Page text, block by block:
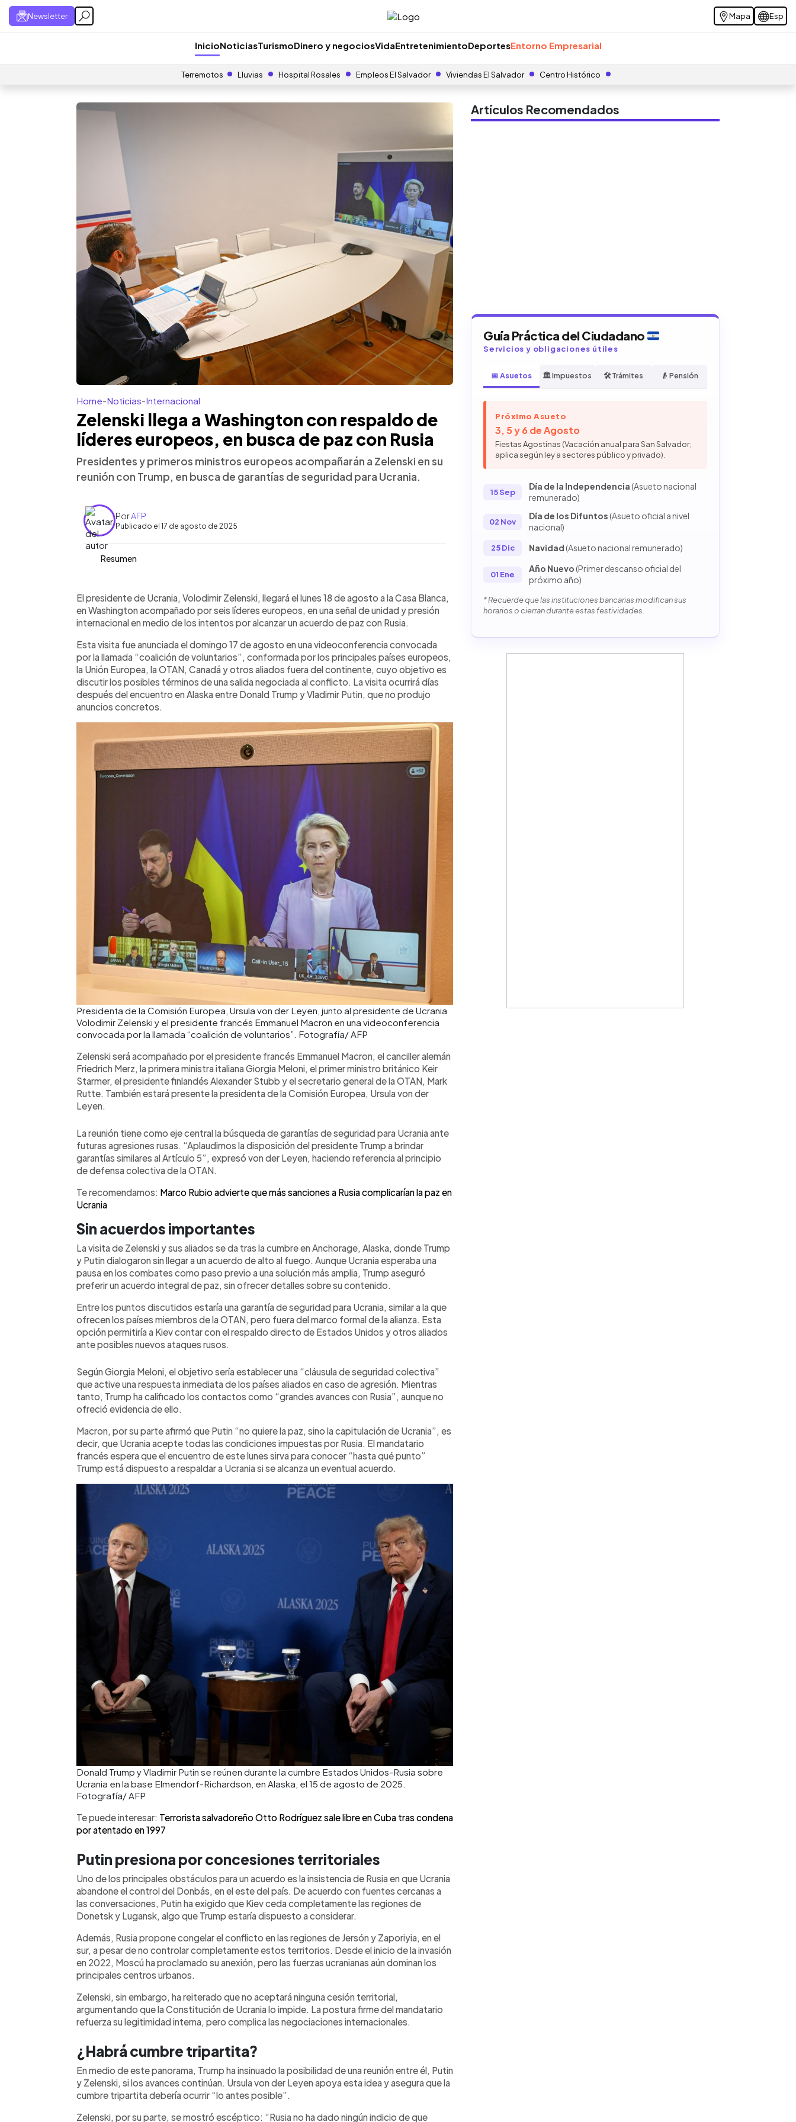
Newsletter Mapa Esp
InicioNoticiasTurismoDinero y negociosVidaEntretenimientoDeportesEntorno Empresarial
Terremotos Lluvias Hospital Rosales Empleos El Salvador Viviendas El Salvador Centro Histórico
Home-Noticias-Internacional
Zelenski llega a Washington con respaldo de
líderes europeos, en busca de paz con Rusia
Presidentes y primeros ministros europeos acompañarán a Zelenski en su
reunión con Trump, en busca de garantías de seguridad para Ucrania.
PorAFP
Publicado el 17 de agosto de 2025
Resumen
Escuchar artículo
El presidente de Ucrania, Volodimir Zelenski, visitará la Casa Blanca el lunes
18 de agosto junto a seis líderes europeos y la presidenta de la Comisión
Europea. El encuentro busca avanzar en un acuerdo de paz con Rusia y
reunión ocurre tras el diálogo sin resultados entre Donald Trump y Vladimir
Putin en Alaska. Moscú insiste en concesiones territoriales, pero Zelenski
rechaza ceder el Donbás. Mientras tanto, Trump plantea una posible
cumbre tripartita con Putin y Zelenski, aunque Kiev duda de la voluntad real
del Kremlin.
El presidente de Ucrania, Volodimir Zelenski, llegará el lunes 18 de agosto a la Casa Blanca,
en Washington acompañado por seis líderes europeos, en una señal de unidad y presión
internacional en medio de los intentos por alcanzar un acuerdo de paz con Rusia.
Esta visita fue anunciada el domingo 17 de agosto en una videoconferencia convocada
por la llamada “coalición de voluntarios”, conformada por los principales países europeos,
la Unión Europea, la OTAN, Canadá y otros aliados fuera del continente, cuyo objetivo es
discutir los posibles términos de una salida negociada al conflicto. La visita ocurrirá días
después del encuentro en Alaska entre Donald Trump y Vladimir Putin, que no produjo
anuncios concretos.
Presidenta de la Comisión Europea, Ursula von der Leyen, junto al presidente de Ucrania
Volodimir Zelenski y el presidente francés Emmanuel Macron en una videoconferencia
convocada por la llamada “coalición de voluntarios”. Fotografía/ AFP
Zelenski será acompañado por el presidente francés Emmanuel Macron, el canciller alemán
Friedrich Merz, la primera ministra italiana Giorgia Meloni, el primer ministro británico Keir
Starmer, el presidente finlandés Alexander Stubb y el secretario general de la OTAN, Mark
Rutte. También estará presente la presidenta de la Comisión Europea, Ursula von der
Leyen.
La reunión tiene como eje central la búsqueda de garantías de seguridad para Ucrania ante
futuras agresiones rusas. “Aplaudimos la disposición del presidente Trump a brindar
garantías similares al Artículo 5”, expresó von der Leyen, haciendo referencia al principio
de defensa colectiva de la OTAN.
Te recomendamos: Marco Rubio advierte que más sanciones a Rusia complicarían la paz en
Ucrania
Sin acuerdos importantes
La visita de Zelenski y sus aliados se da tras la cumbre en Anchorage, Alaska, donde Trump
y Putin dialogaron sin llegar a un acuerdo de alto al fuego. Aunque Ucrania esperaba una
pausa en los combates como paso previo a una solución más amplia, Trump aseguró
preferir un acuerdo integral de paz, sin ofrecer detalles sobre su contenido.
Entre los puntos discutidos estaría una garantía de seguridad para Ucrania, similar a la que
ofrecen los países miembros de la OTAN, pero fuera del marco formal de la alianza. Esta
opción permitiría a Kiev contar con el respaldo directo de Estados Unidos y otros aliados
ante posibles nuevos ataques rusos.
Según Giorgia Meloni, el objetivo sería establecer una “cláusula de seguridad colectiva”
que active una respuesta inmediata de los países aliados en caso de agresión. Mientras
tanto, Trump ha calificado los contactos como “grandes avances con Rusia”, aunque no
ofreció evidencia de ello.
Macron, por su parte afirmó que Putin “no quiere la paz, sino la capitulación de Ucrania”, es
decir, que Ucrania acepte todas las condiciones impuestas por Rusia. El mandatario
francés espera que el encuentro de este lunes sirva para conocer “hasta qué punto”
Trump está dispuesto a respaldar a Ucrania si se alcanza un eventual acuerdo.
Donald Trump y Vladimir Putin se reúnen durante la cumbre Estados Unidos-Rusia sobre
Ucrania en la base Elmendorf-Richardson, en Alaska, el 15 de agosto de 2025.
Fotografía/ AFP
Te puede interesar: Terrorista salvadoreño Otto Rodríguez sale libre en Cuba tras condena
por atentado en 1997
Putin presiona por concesiones territoriales
Uno de los principales obstáculos para un acuerdo es la insistencia de Rusia en que Ucrania
abandone el control del Donbás, en el este del país. De acuerdo con fuentes cercanas a
las conversaciones, Putin ha exigido que Kiev ceda completamente las regiones de
Donetsk y Lugansk, algo que Trump estaría dispuesto a considerar.
Además, Rusia propone congelar el conflicto en las regiones de Jersón y Zaporiyia, en el
sur, a pesar de no controlar completamente estos territorios. Desde el inicio de la invasión
en 2022, Moscú ha proclamado su anexión, pero las fuerzas ucranianas aún dominan los
principales centros urbanos.
Zelenski, sin embargo, ha reiterado que no aceptará ninguna cesión territorial,
argumentando que la Constitución de Ucrania lo impide. La postura firme del mandatario
refuerza su legitimidad interna, pero complica las negociaciones internacionales.
¿Habrá cumbre tripartita?
En medio de este panorama, Trump ha insinuado la posibilidad de una reunión entre él, Putin
y Zelenski, si los avances continúan. Ursula von der Leyen apoya esta idea y asegura que la
cumbre tripartita debería ocurrir “lo antes posible”.
Zelenski, por su parte, se mostró escéptico: “Rusia no ha dado ningún indicio de que
Artículos Recomendados
Guía Práctica del Ciudadano
Servicios y obligaciones útiles
📅 Asuetos 🏛️ Impuestos 🛠️ Trámites 👴 Pensión
Próximo Asueto
3, 5 y 6 de Agosto
Fiestas Agostinas (Vacación anual para San Salvador;
aplica según ley a sectores público y privado).
15 Sep
Día de la Independencia(Asueto nacional
remunerado)
02 Nov
Día de los Difuntos(Asueto oficial a nivel
nacional)
25 Dic Navidad(Asueto nacional remunerado)
01 Ene
Año Nuevo(Primer descanso oficial del
próximo año)
* Recuerde que las instituciones bancarias modifican sus
horarios o cierran durante estas festividades.